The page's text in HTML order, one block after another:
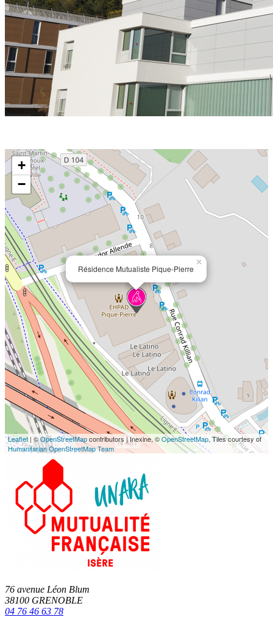
Résidence Mutualiste Pique-Pierre
×
+
−
Leaflet | ©OpenStreetMapcontributors | Inexine, ©OpenStreetMap, Tiles courtesy of
Humanitarian OpenStreetMap Team
76 avenue Léon Blum
38100 GRENOBLE
04 76 46 63 78